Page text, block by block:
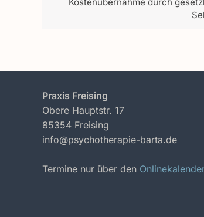
Praxis Freising
Obere Hauptstr. 17
85354 Freising
info@psychotherapie-barta.de
Termine nur über den